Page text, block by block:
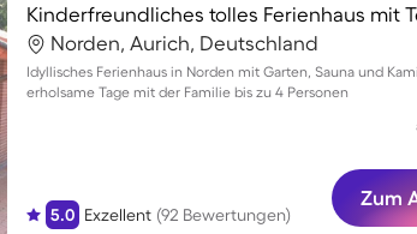
Norden, Aurich, Deutschland
Idyllisches Ferienhaus in Norden mit Garten, Sauna und
erholsame Tage mit der Familie bis zu 4 Personen
5.0 Exzellent (92 Bewertungen)
Zum